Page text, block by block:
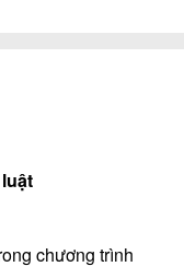
chương trình